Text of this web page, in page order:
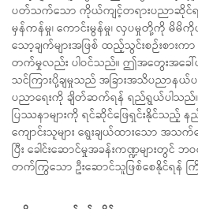
ပတ်သက်သော ကိုယ်ကျင့်တရားပညာဆိုင်ရာ
မှန်ကန်မှု၊ ကောင်းမွန်မှု၊ လှပမှုတို့ကို
သော့ချက်များအဖြစ် ထည့်သွင်းစဉ်းစားက
တက်မှုလည်း ပါဝင်သည်။ ဤအတွေးအခေ
သင်ကြားပို့ချမှုသည် အခြားအသိပညာနယ်
ပညာရေးကို ချိတ်ဆက်ရန် ရည်ရွယ်ပါသ
ပြဿနာများကို ရင်ဆိုင်ဖြေရှင်းနိုင်သည့် နည်း
ကျောင်းသူများ ရွေးချယ်ထားသော အ
ပြီး ခေါင်းဆောင်မှုအခန်းကဏ္ဍများတွ
တက်ကြွသော ဦးဆောင်သူဖြစ်စေနိုင်ရန် က